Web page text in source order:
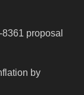
proposal
by